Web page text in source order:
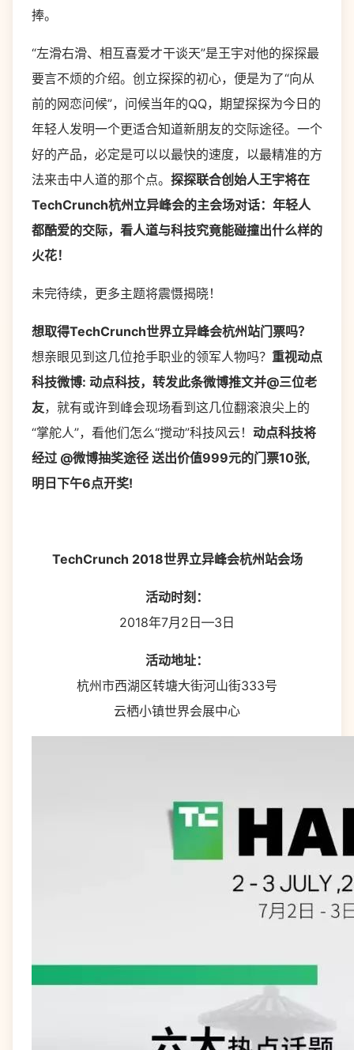
捧。
“左滑右滑、相互喜爱才干谈天”是王宇对他的探探最
要言不烦的介绍。创立探探的初心，便是为了“向从
前的网恋问候”，问候当年的QQ，期望探探为今日的
年轻人发明一个更适合知道新朋友的交际途径。一个
好的产品，必定是可以以最快的速度，以最精准的方
法来击中人道的那个点。 探探联合创始人王宇将在
TechCrunch杭州立异峰会的主会场对话：年轻人
都酷爱的交际，看人道与科技究竟能碰撞出什么样的
火花！
未完待续，更多主题将震慑揭晓！
想取得TechCrunch世界立异峰会杭州站门票吗？
想亲眼见到这几位抢手职业的领军人物吗？ 重视动点
科技微博: 动点科技，转发此条微博推文并@三位老
友，就有或许到峰会现场看到这几位翻滚浪尖上的
“掌舵人”，看他们怎么“搅动”科技风云！ 动点科技将
经过 @微博抽奖途径 送出价值999元的门票10张,
明日下午6点开奖!
TechCrunch 2018世界立异峰会杭州站会场
活动时刻：
2018年7月2日—3日
活动地址：
杭州市西湖区转塘大街河山街333号
云栖小镇世界会展中心